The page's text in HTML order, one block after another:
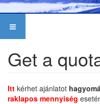
Get a
Itt kérhet ajánlatot
raklapos mennyiség